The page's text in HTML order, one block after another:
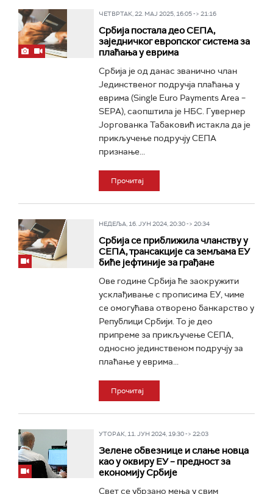
ЧЕТВРТАК, 22. МАЈ 2025, 16:05 -> 21:16
Србија постала део СЕПА,
заједничког европског система за
плаћања у еврима
Србија је од данас званично члан
Јединственог подручја плаћања у
еврима (Single Euro Payments Area –
SEPA), саопштила је НБС. Гувернер
Јоргованка Табаковић истакла да је
прикључење подручју СЕПА
признање...
Прочитај
НЕДЕЉА, 16. ЈУН 2024, 20:30 -> 20:34
Србија се приближила чланству у
СЕПА, трансакције са земљама ЕУ
биће јефтиније за грађане
Ове године Србија ће заокружити
усклађивање с прописима ЕУ, чиме
се омогућава отворено банкарство у
Републици Србији. То је део
припреме за прикључење СЕПА,
односно јединственом подручју за
плаћање у еврима...
Прочитај
УТОРАК, 11. ЈУН 2024, 19:30 -> 22:03
Зелене обвезнице и слање новца
као у оквиру ЕУ – предност за
економију Србије
Свет се убрзано мења у свим